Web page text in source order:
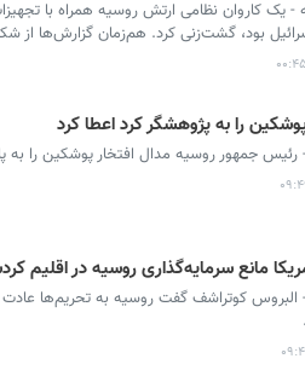
یک کاروان نظامی ارتش روسیه همراه با
بود، گشت‌زنی کرد. هم‌زمان گزارش‌ها
را به پژوهشگر کرد اعطا کرد
جمهور روسیه مدال افتخار پوشکین را به
مانع سرمایه‌گذاری روسیه در اقلیم
کوتراشف گفت روسیه به تحریم‌ها عادت